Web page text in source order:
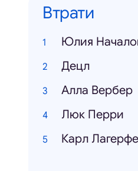
Втрати
Юлия
Децл
Алла Вербер
Люк Перри
Карл